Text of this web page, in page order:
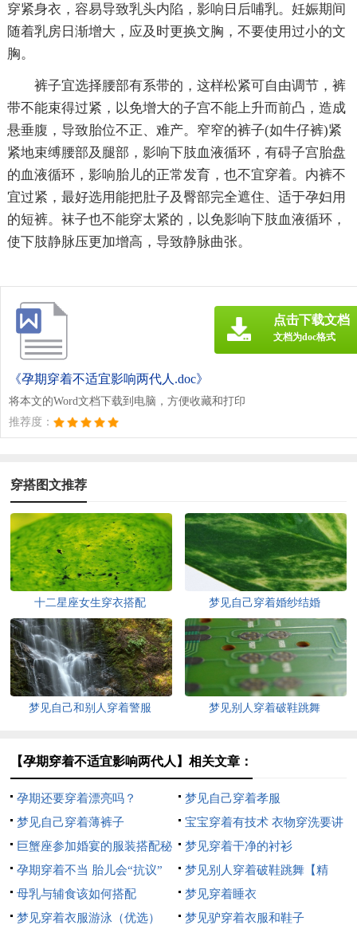
穿紧身衣，容易导致乳头内陷，影响日后哺乳。妊娠期间
随着乳房日渐增大，应及时更换文胸，不要使用过小的文
胸。
裤子宜选择腰部有系带的，这样松紧可自由调节，裤
带不能束得过紧，以免增大的子宫不能上升而前凸，造成
悬垂腹，导致胎位不正、难产。窄窄的裤子(如牛仔裤)紧
紧地束缚腰部及腿部，影响下肢血液循环，有碍子宫胎盘
的血液循环，影响胎儿的正常发育，也不宜穿着。内裤不
宜过紧，最好选用能把肚子及臀部完全遮住、适于孕妇用
的短裤。袜子也不能穿太紧的，以免影响下肢血液循环，
使下肢静脉压更加增高，导致静脉曲张。
《孕期穿着不适宜影响两代人.doc》
将本文的Word文档下载到电脑，方便收藏和打印
推荐度：
点击下载文档
文档为doc格式
穿搭图文推荐
十二星座女生穿衣搭配 梦见自己穿着婚纱结婚
梦见自己和别人穿着警服 梦见别人穿着破鞋跳舞
【孕期穿着不适宜影响两代人】相关文章：
孕期还要穿着漂亮吗？
梦见自己穿着孝服
梦见自己穿着薄裤子
宝宝穿着有技术 衣物穿洗要讲
究
巨蟹座参加婚宴的服装搭配秘
籍
梦见穿着干净的衬衫
孕期穿着不当 胎儿会“抗议”
梦见别人穿着破鞋跳舞【精
华】
母乳与辅食该如何搭配
梦见穿着睡衣
梦见穿着衣服游泳（优选）
梦见驴穿着衣服和鞋子